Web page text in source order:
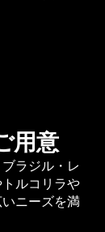
用意
ラジル・レ
ルコリラや
ニーズを満